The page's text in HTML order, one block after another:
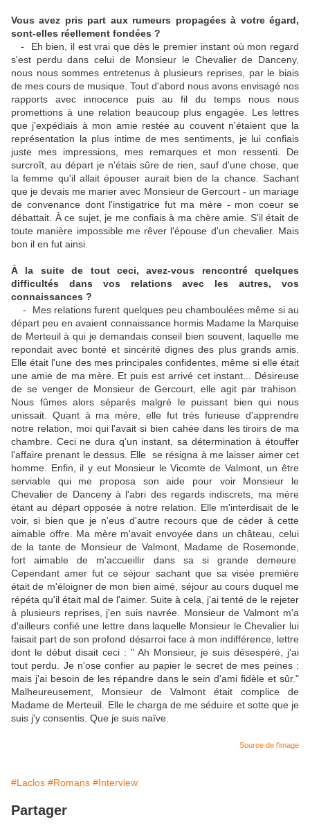
Vous avez pris part aux rumeurs propagées à votre égard,
sont-elles réellement fondées ?
- Eh bien, il est vrai que dès le premier instant où mon regard
s'est perdu dans celui de Monsieur le Chevalier de Danceny,
nous nous sommes entretenus à plusieurs reprises, par le biais
de mes cours de musique. Tout d'abord nous avons envisagé nos
rapports avec innocence puis au fil du temps nous nous
promettions à une relation beaucoup plus engagée. Les lettres
que j'expédiais à mon amie restée au couvent n'étaient que la
représentation la plus intime de mes sentiments, je lui confiais
juste mes impressions, mes remarques et mon ressenti. De
surcroît, au départ je n'étais sûre de rien, sauf d'une chose, que
la femme qu'il allait épouser aurait bien de la chance. Sachant
que je devais me marier avec Monsieur de Gercourt - un mariage
de convenance dont l'instigatrice fut ma mère - mon coeur se
débattait. À ce sujet, je me confiais à ma chère amie. S'il était de
toute manière impossible me rêver l'épouse d'un chevalier. Mais
bon il en fut ainsi.
À la suite de tout ceci, avez-vous rencontré quelques
difficultés dans vos relations avec les autres, vos
connaissances ?
- Mes relations furent quelques peu chamboulées même si au
départ peu en avaient connaissance hormis Madame la Marquise
de Merteuil à qui je demandais conseil bien souvent, laquelle me
repondait avec bonté et sincérité dignes des plus grands amis.
Elle était l'une des mes principales confidentes, même si elle était
une amie de ma mère. Et puis est arrivé cet instant... Désireuse
de se venger de Monsieur de Gercourt, elle agit par trahison.
Nous fûmes alors séparés malgré le puissant bien qui nous
unissait. Quant à ma mère, elle fut très furieuse d'apprendre
notre relation, moi qui l'avait si bien cahée dans les tiroirs de ma
chambre. Ceci ne dura q'un instant, sa détermination à étouffer
l'affaire prenant le dessus. Elle se résigna à me laisser aimer cet
homme. Enfin, il y eut Monsieur le Vicomte de Valmont, un être
serviable qui me proposa son aide pour voir Monsieur le
Chevalier de Danceny à l'abri des regards indiscrets, ma mère
étant au départ opposée à notre relation. Elle m'interdisait de le
voir, si bien que je n'eus d'autre recours que de céder à cette
aimable offre. Ma mère m'avait envoyée dans un château, celui
de la tante de Monsieur de Valmont, Madame de Rosemonde,
fort aimable de m'accueillir dans sa si grande demeure.
Cependant amer fut ce séjour sachant que sa visée première
était de m'éloigner de mon bien aimé, séjour au cours duquel me
répéta qu'il était mal de l'aimer. Suite à cela, j'ai tenté de le rejeter
à plusieurs reprises, j'en suis navrée. Monsieur de Valmont m'a
d'ailleurs confié une lettre dans laquelle Monsieur le Chevalier lui
faisait part de son profond désarroi face à mon indifférence, lettre
dont le début disait ceci : " Ah Monsieur, je suis désespéré, j'ai
tout perdu. Je n'ose confier au papier le secret de mes peines :
mais j'ai besoin de les répandre dans le sein d'ami fidèle et sûr."
Malheureusement, Monsieur de Valmont était complice de
Madame de Merteuil. Elle le charga de me séduire et sotte que je
suis j'y consentis. Que je suis naïve.
Source de l'image
#Laclos #Romans #Interview
Partager